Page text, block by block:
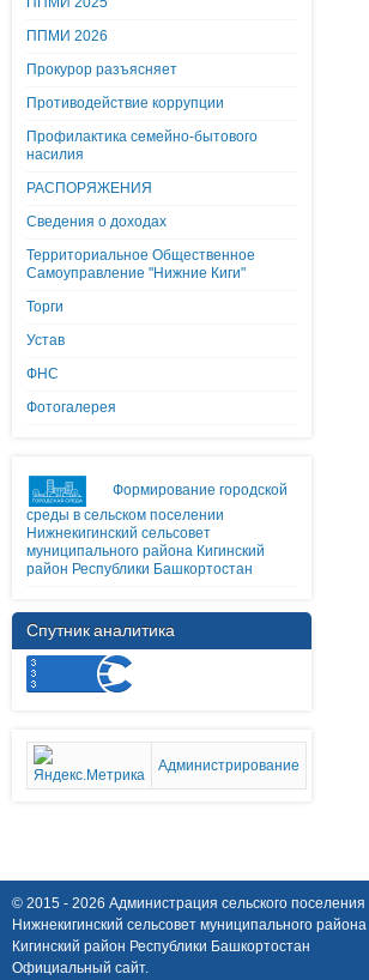
ППМИ 2026
Прокурор разъясняет
Противодействие коррупции
Профилактика семейно-бытового
насилия
РАСПОРЯЖЕНИЯ
Сведения о доходах
Территориальное Общественное
Самоуправление "Нижние Киги"
Торги
Устав
ФНС
Фотогалерея
Формирование городской
среды в сельском поселении
Нижнекигинский сельсовет
муниципального района Кигинский
район Республики Башкортостан
Спутник аналитика
Администрирование
© 2015 - 2026 Администрация сельского поселения
Нижнекигинский сельсовет муниципального района
Кигинский район Республики Башкортостан
Официальный сайт.